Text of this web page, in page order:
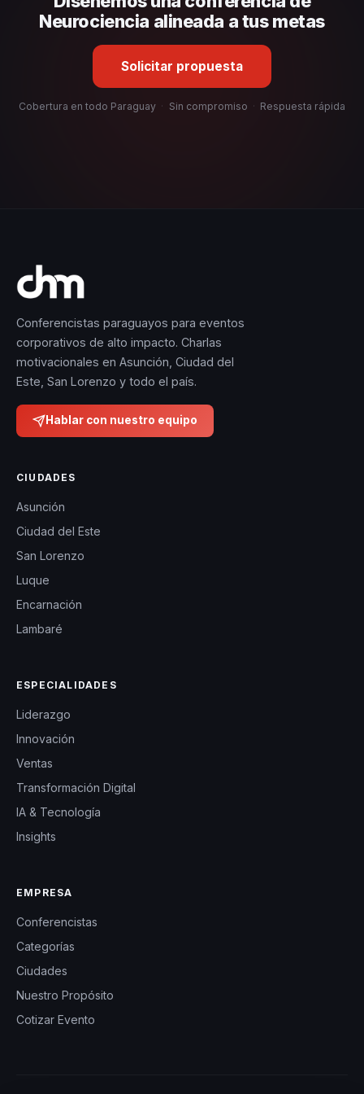
selección estratégica basada en estos criterios.
Neurociencia alineada a tus metas
Solicitar propuesta
Cobertura en todo Paraguay · Sin compromiso · Respuesta rápida
Conferencistas paraguayos para eventos
corporativos de alto impacto. Charlas
motivacionales en Asunción, Ciudad del
Este, San Lorenzo y todo el país.
Hablar con nuestro equipo
CIUDADES
Asunción
Ciudad del Este
San Lorenzo
Luque
Encarnación
Lambaré
ESPECIALIDADES
Liderazgo
Innovación
Ventas
Transformación Digital
IA & Tecnología
Insights
EMPRESA
Conferencistas
Categorías
Ciudades
Nuestro Propósito
Cotizar Evento